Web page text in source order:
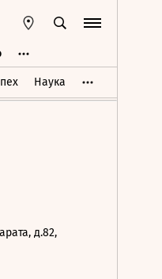
Наука
д.82,